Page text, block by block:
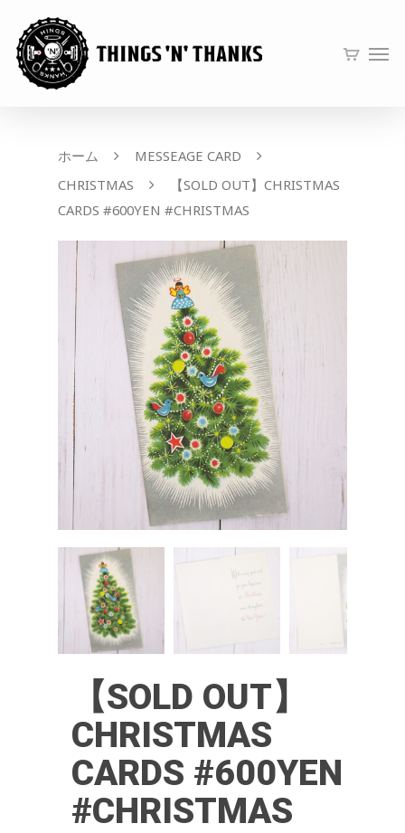
ホーム
MESSEAGE CARD
CHRISTMAS
【SOLD OUT】CHRISTMAS
CARDS #600YEN #CHRISTMAS
【SOLD OUT】
CHRISTMAS
CARDS #600YEN
#CHRISTMAS